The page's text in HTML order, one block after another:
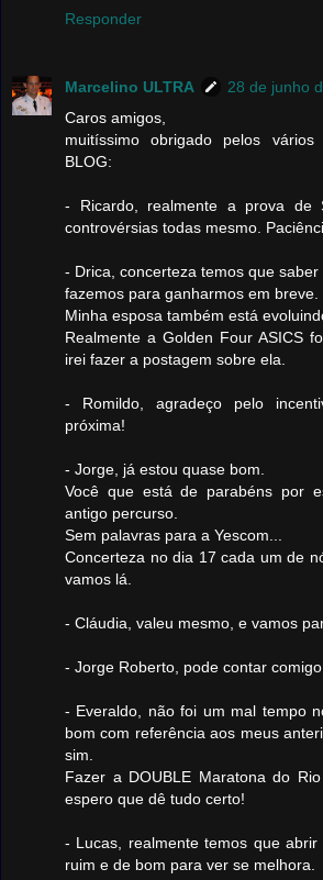
Responder
Marcelino ULTRA
28 de junho
Caros amigos,
muitíssimo obrigado pelos
BLOG:
- Ricardo, realmente a prova de
controvérsias todas mesmo.
- Drica, concerteza temos que
fazemos para ganharmos em breve.
Minha esposa também está
Realmente a Golden Four ASICS
irei fazer a postagem sobre ela.
- Romildo, agradeço pelo
próxima!
- Jorge, já estou quase bom.
Você que está de parabéns por
antigo percurso.
Sem palavras para a Yescom...
Concerteza no dia 17 cada um de
vamos lá.
- Cláudia, valeu mesmo, e vamos
- Jorge Roberto, pode contar
- Everaldo, não foi um mal tempo
bom com referência aos meus
sim.
Fazer a DOUBLE Maratona do
espero que dê tudo certo!
- Lucas, realmente temos que
ruim e de bom para ver se melhora.